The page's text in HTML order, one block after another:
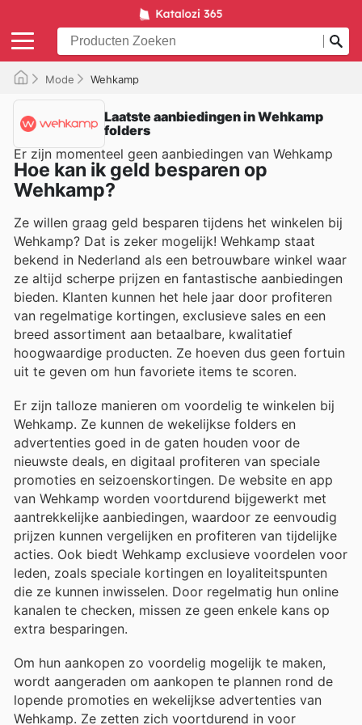
Mode Wehkamp
Laatste aanbiedingen in Wehkamp
folders
Er zijn momenteel geen aanbiedingen van Wehkamp
Hoe kan ik geld besparen op
Wehkamp?
Ze willen graag geld besparen tijdens het winkelen bij
Wehkamp? Dat is zeker mogelijk! Wehkamp staat
bekend in Nederland als een betrouwbare winkel waar
ze altijd scherpe prijzen en fantastische aanbiedingen
bieden. Klanten kunnen het hele jaar door profiteren
van regelmatige kortingen, exclusieve sales en een
breed assortiment aan betaalbare, kwalitatief
hoogwaardige producten. Ze hoeven dus geen fortuin
uit te geven om hun favoriete items te scoren.
Er zijn talloze manieren om voordelig te winkelen bij
Wehkamp. Ze kunnen de wekelijkse folders en
advertenties goed in de gaten houden voor de
nieuwste deals, en digitaal profiteren van speciale
promoties en seizoenskortingen. De website en app
van Wehkamp worden voortdurend bijgewerkt met
aantrekkelijke aanbiedingen, waardoor ze eenvoudig
prijzen kunnen vergelijken en profiteren van tijdelijke
acties. Ook biedt Wehkamp exclusieve voordelen voor
leden, zoals speciale kortingen en loyaliteitspunten
die ze kunnen inwisselen. Door regelmatig hun online
kanalen te checken, missen ze geen enkele kans op
extra besparingen.
Om hun aankopen zo voordelig mogelijk te maken,
wordt aangeraden om aankopen te plannen rond de
lopende promoties en wekelijkse advertenties van
Wehkamp. Ze zetten zich voortdurend in voor